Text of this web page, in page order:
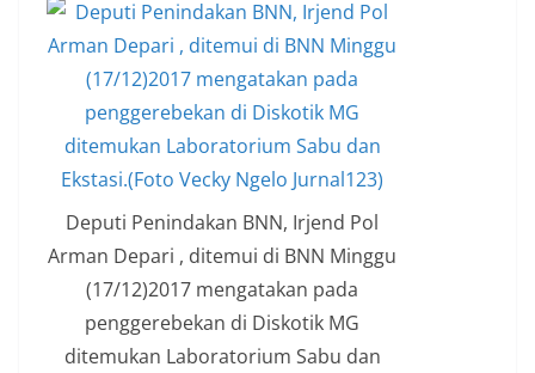
Deputi Penindakan BNN, Irjend Pol
Arman Depari , ditemui di BNN Minggu
(17/12)2017 mengatakan pada
penggerebekan di Diskotik MG
ditemukan Laboratorium Sabu dan